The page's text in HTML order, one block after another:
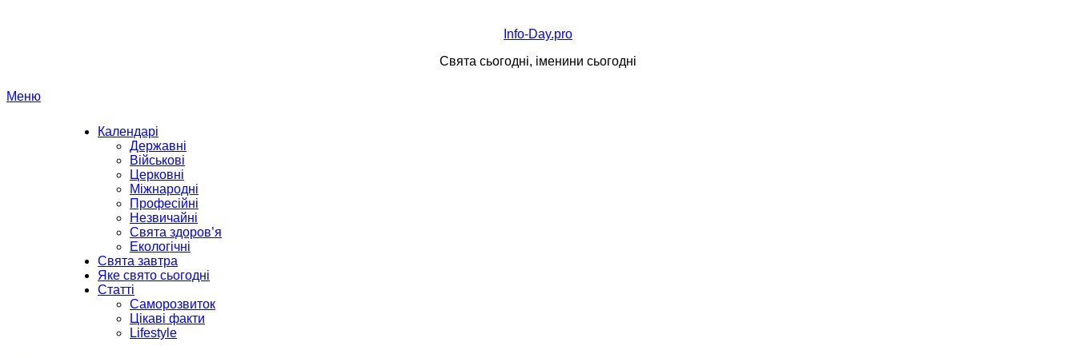
Info-Day.pro
Свята сьогодні, іменини сьогодні
Меню
Календарі
Державні
Військові
Церковні
Міжнародні
Професійні
Незвичайні
Свята здоров’я
Екологічні
Свята завтра
Яке свято сьогодні
Статті
Саморозвиток
Цікаві факти
Lifestyle